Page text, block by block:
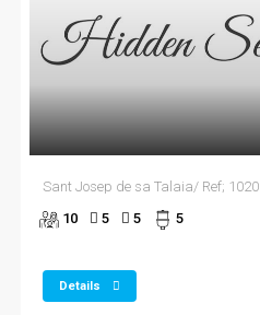
Sant Josep de sa Talaia/ Ref; 1020
10
5 5 5
Details